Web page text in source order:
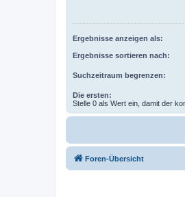
Ergebnisse anzeigen als:
Ergebnisse sortieren nach:
Suchzeitraum begrenzen:
Die ersten:
Stelle 0 als Wert ein, damit der
Foren-Übersicht